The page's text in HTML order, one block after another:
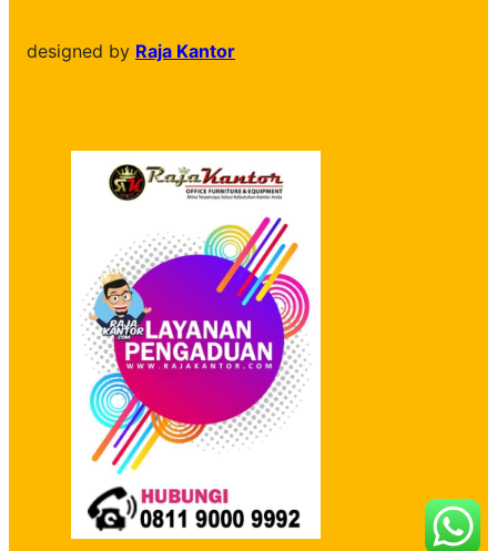
designed by Raja Kantor